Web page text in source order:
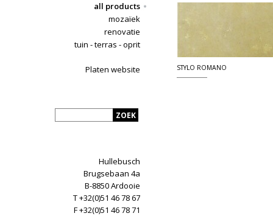
all products
mozaïek
renovatie
tuin - terras - oprit
Platen website
Hullebusch
Brugsebaan 4a
B-8850 Ardooie
T +32(0)51 46 78 67
F +32(0)51 46 78 71
STYLO ROMANO